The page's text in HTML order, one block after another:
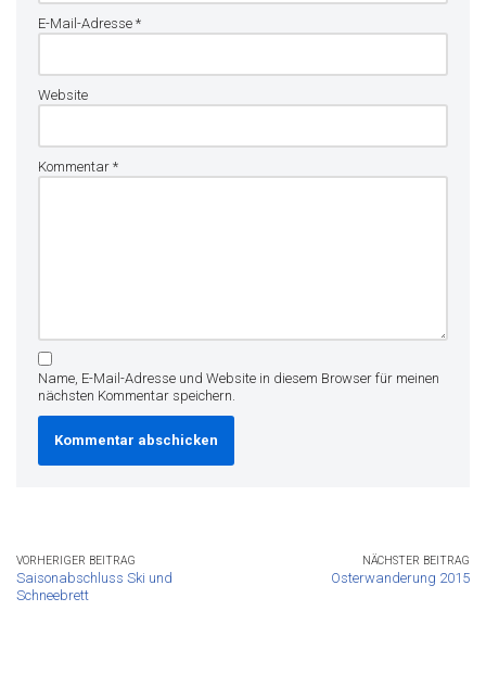
E-Mail-Adresse *
Website
Kommentar *
Name, E-Mail-Adresse und Website in diesem Browser für meinen
nächsten Kommentar speichern.
VORHERIGER BEITRAG
Saisonabschluss Ski und
Schneebrett
NÄCHSTER BEITRAG
Osterwanderung 2015